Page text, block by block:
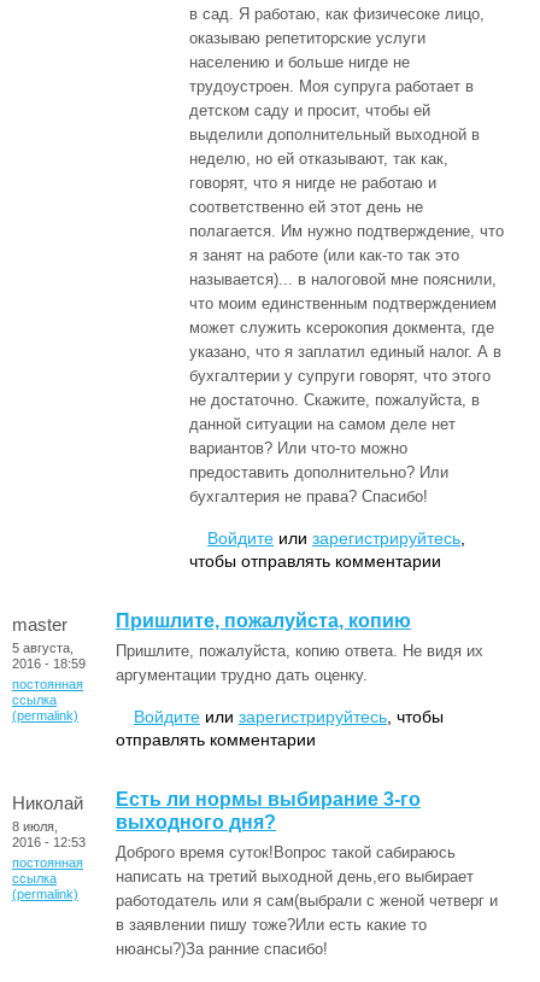
в сад. Я работаю, как физичесоке лицо,
оказываю репетиторские услуги
населению и больше нигде не
трудоустроен. Моя супруга работает в
детском саду и просит, чтобы ей
выделили дополнительный выходной в
неделю, но ей отказывают, так как,
говорят, что я нигде не работаю и
соответственно ей этот день не
полагается. Им нужно подтверждение, что
я занят на работе (или как-то так это
называется)... в налоговой мне пояснили,
что моим единственным подтверждением
может служить ксерокопия докмента, где
указано, что я заплатил единый налог. А в
бухгалтерии у супруги говорят, что этого
не достаточно. Скажите, пожалуйста, в
данной ситуации на самом деле нет
вариантов? Или что-то можно
предоставить дополнительно? Или
бухгалтерия не права? Спасибо!
Войдите или зарегистрируйтесь
чтобы отправлять комментарии
master
5 августа,
2016 - 18:59
постоянная
ссылка
(permalink)
Пришлите, пожалуйста, копию
Пришлите, пожалуйста, копию ответа. Не видя их
аргументации трудно дать оценку.
Войдите или зарегистрируйтесь , чтобы
отправлять комментарии
Николай
8 июля,
2016 - 12:53
постоянная
ссылка
(permalink)
Есть ли нормы выбирание 3-го
выходного дня?
Доброго время суток!Вопрос такой сабираюсь
написать на третий выходной день,его выбирает
работодатель или я сам(выбрали с женой четверг и
в заявлении пишу тоже?Или есть какие то
нюансы?)За ранние спасибо!